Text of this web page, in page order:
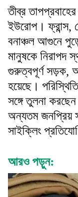
তীব্র
ইউরোপ। ফ্রান্স,
বনাঞ্চল আগুনে
মানুষকে নিরাপদ
গুরুত্বপূর্ণ সড়ক,
হয়েছে।
সঙ্গে তুলনা
অন্যতম জনপ্রিয়
সাইক্লিং
আরও পড়ুন: